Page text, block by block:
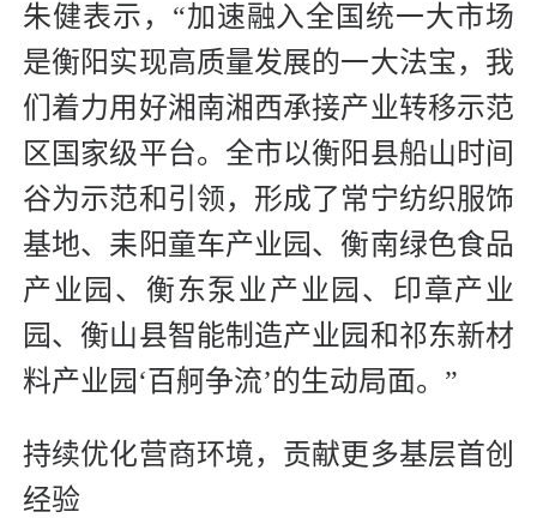
朱健表示，“加速融入全国统一大市场
是衡阳实现高质量发展的一大法宝，我
们着力用好湘南湘西承接产业转移示范
区国家级平台。全市以衡阳县船山时间
谷为示范和引领，形成了常宁纺织服饰
基地、耒阳童车产业园、衡南绿色食品
产业园、衡东泵业产业园、印章产业
园、衡山县智能制造产业园和祁东新材
料产业园‘百舸争流’的生动局面。”
持续优化营商环境， 贡献更多基层首创
经验